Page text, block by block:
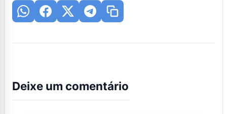
Deixe um comentário